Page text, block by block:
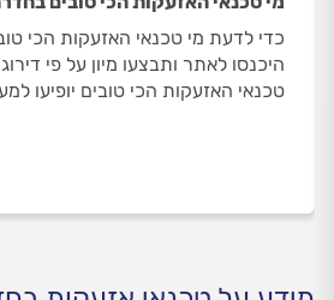
כדי לדעת מי טכנאי האזעקות הכי
היכנסו לאתר ותבצעו מיון על פי
טכנאי האזעקות הכי טובים יופיעו